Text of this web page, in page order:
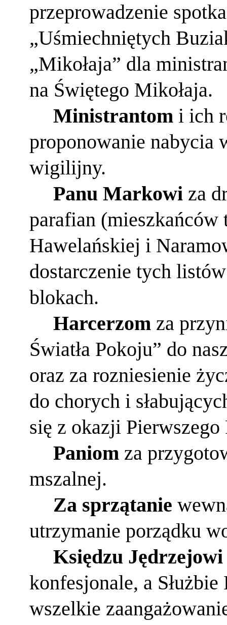
przeprowadzenie
„Uśmiechniętych
„Mikołaja” dla
na Świętego Mikołaja.
Ministrantom i ich
proponowanie nabycia
wigilijny.
Panu Markowi za
parafian
Hawelańskiej i
dostarczenie tych
blokach.
Harcerzom za
Światła Pokoju” do
oraz za rozniesienie
do chorych i
się z okazji
Paniom za
mszalnej.
Za sprzątanie
utrzymanie porządku
Księdzu Jędrzejowi
konfesjonale, a
wszelkie